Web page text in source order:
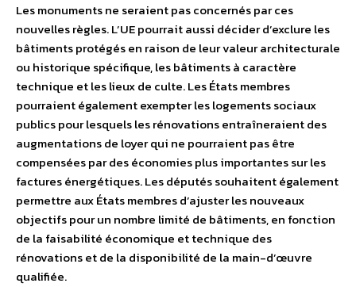
Les monuments ne seraient pas concernés par ces
nouvelles règles. L’UE pourrait aussi décider d’exclure les
bâtiments protégés en raison de leur valeur architecturale
ou historique spécifique, les bâtiments à caractère
technique et les lieux de culte. Les États membres
pourraient également exempter les logements sociaux
publics pour lesquels les rénovations entraîneraient des
augmentations de loyer qui ne pourraient pas être
compensées par des économies plus importantes sur les
factures énergétiques. Les députés souhaitent également
permettre aux États membres d’ajuster les nouveaux
objectifs pour un nombre limité de bâtiments, en fonction
de la faisabilité économique et technique des
rénovations et de la disponibilité de la main-d’œuvre
qualifiée.